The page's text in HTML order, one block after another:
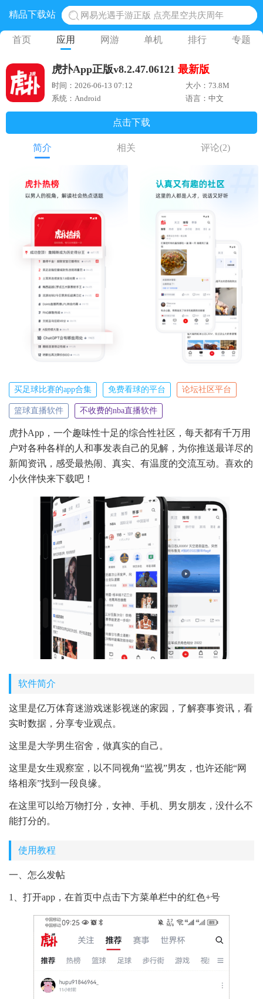
精品下载站
网易光遇手游正版 点亮星空共庆周年
黎明觉醒生机腾讯正版 黎明觉醒生机国际服
奥特曼王者传奇 正版奥特曼游戏
地铁跑酷体验服国际服 地铁跑酷体验服版本
首页 应用 网游 单机 排行 专题
虎扑App正版v8.2.47.06121 最新版
时间：2026-06-13 07:12
大小：73.8M
系统：Android
语言：中文
点击下载
简介 相关 评论(2)
买足球比赛的app合集 免费看球的平台 论坛社区平台
篮球直播软件 不收费的nba直播软件
虎扑App，一个趣味性十足的综合性社区，每天都有千万用
户对各种各样的人和事发表自己的见解，为你推送最详尽的
新闻资讯，感受最热闹、真实、有温度的交流互动。喜欢的
小伙伴快来下载吧！
软件简介
这里是亿万体育迷游戏迷影视迷的家园，了解赛事资讯，看
实时数据，分享专业观点。
这里是大学男生宿舍，做真实的自己。
这里是女生观察室，以不同视角“监视”男友，也许还能“网
络相亲”找到一段良缘。
在这里可以给万物打分，女神、手机、男女朋友，没什么不
能打分的。
使用教程
一、怎么发帖
1、打开app，在首页中点击下方菜单栏中的红色+号